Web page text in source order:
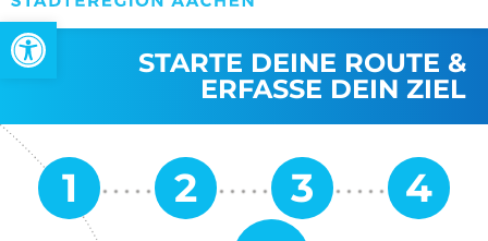
Werkzeugleiste öffnen
STARTE DEINE ROUTE &
ERFASSE DEIN ZIEL